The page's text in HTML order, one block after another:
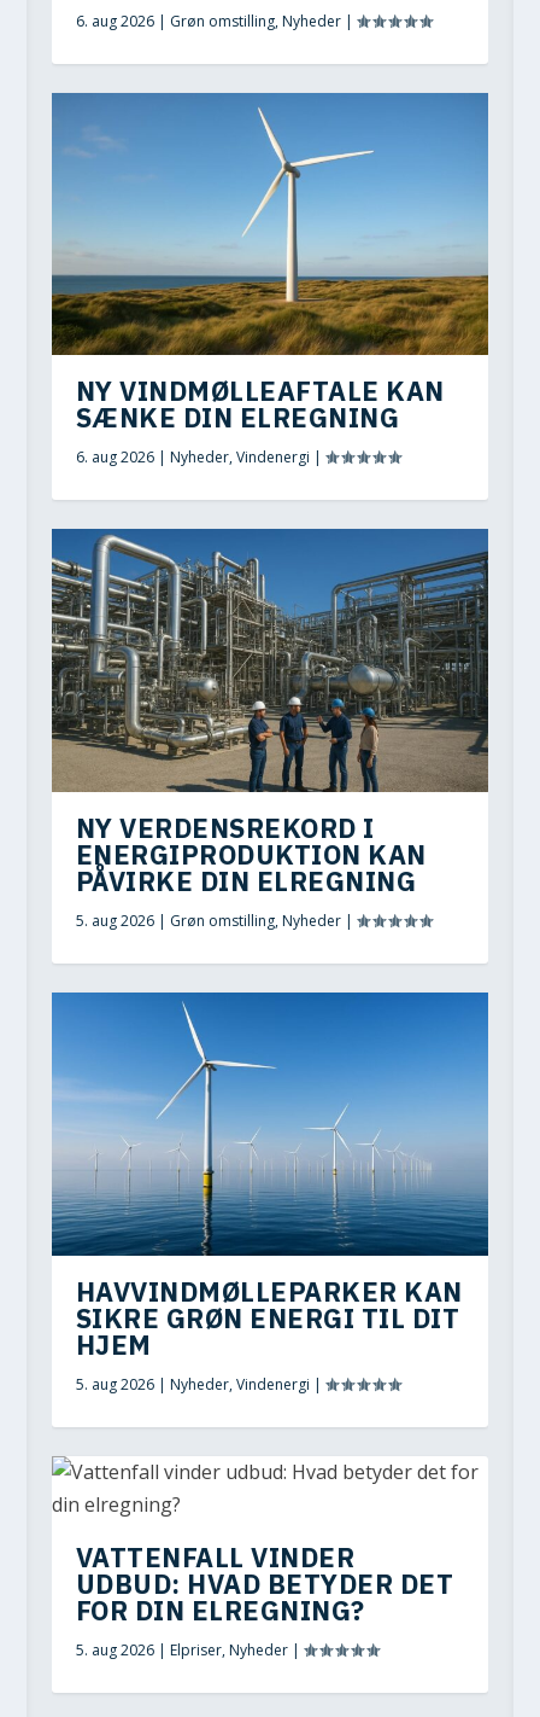
6. aug 2026| Grøn omstilling,Nyheder|
NY VINDMØLLEAFTALE KAN
SÆNKE DIN ELREGNING
6. aug 2026| Nyheder,Vindenergi |
NY VERDENSREKORD I
ENERGIPRODUKTION KAN
PÅVIRKE DIN ELREGNING
5. aug 2026| Grøn omstilling,Nyheder|
HAVVINDMØLLEPARKER KAN
SIKRE GRØN ENERGI TIL DIT
HJEM
5. aug 2026| Nyheder,Vindenergi |
VATTENFALL VINDER
UDBUD: HVAD BETYDER DET
FOR DIN ELREGNING?
5. aug 2026| Elpriser,Nyheder|